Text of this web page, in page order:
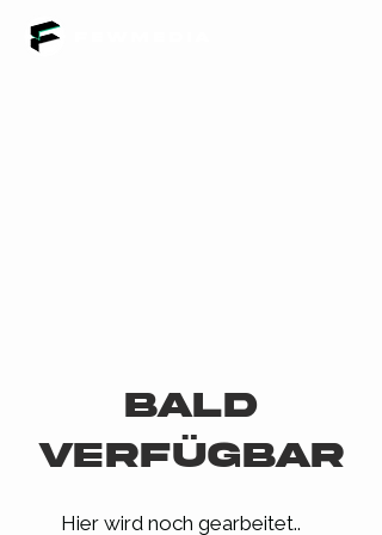
Bald
Verfügbar
Hier wird noch gearbeitet..